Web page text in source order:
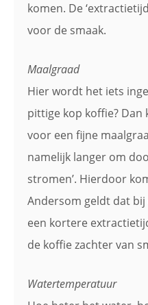
komen. De
voor de smaak.
Maalgraad
Hier wordt het iets
pittige kop koffie? Dan
voor een fijne
namelijk langer om
stromen’. Hierdoor
Andersom geldt dat
een kortere
de koffie zachter van
Watertemperatuur